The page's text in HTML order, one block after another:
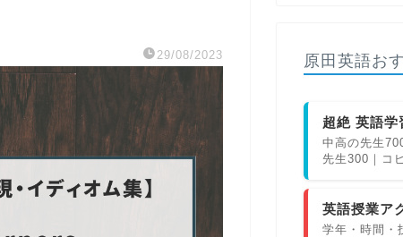
29/08/2023 原田英語お
超絶 英語学
中高の先生
先生300｜コ
英語授業ア
学年・時間・